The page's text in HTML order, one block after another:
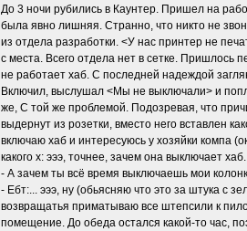
До 3 ночи рубились в Каунтер. Пришел на
была явно лишняя. Странно, что никто не
из отдела разработки. <У нас принтер не
с места. Всего отдела нет в сетке. Пришлось
не работает хаб. С последней надеждой
Включил, выслушал <Мы не выключали> и
же, С той же проблемой. Подозревая, что
выдернут из розетки, вместо него вставлен
включаю хаб и интересуюсь у хозяйки компа
какого х: эээ, точнее, зачем она выключает хаб.
- А зачем ты всё время выключаешь мои
- Ебт:... эээ, ну (обьясняю что это за штука с
возвращатья приматываю все штепсили к
помещение. До обеда остался какой-то час,